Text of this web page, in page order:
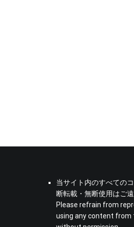
当サイト内のすべての
断転載・無断使用はご遠
Please refrain from
using any content from